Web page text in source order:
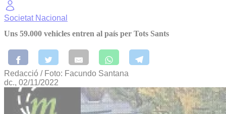
Societat Nacional
Uns 59.000 vehicles entren al país per Tots Sants
Redacció / Foto: Facundo Santana
dc., 02/11/2022